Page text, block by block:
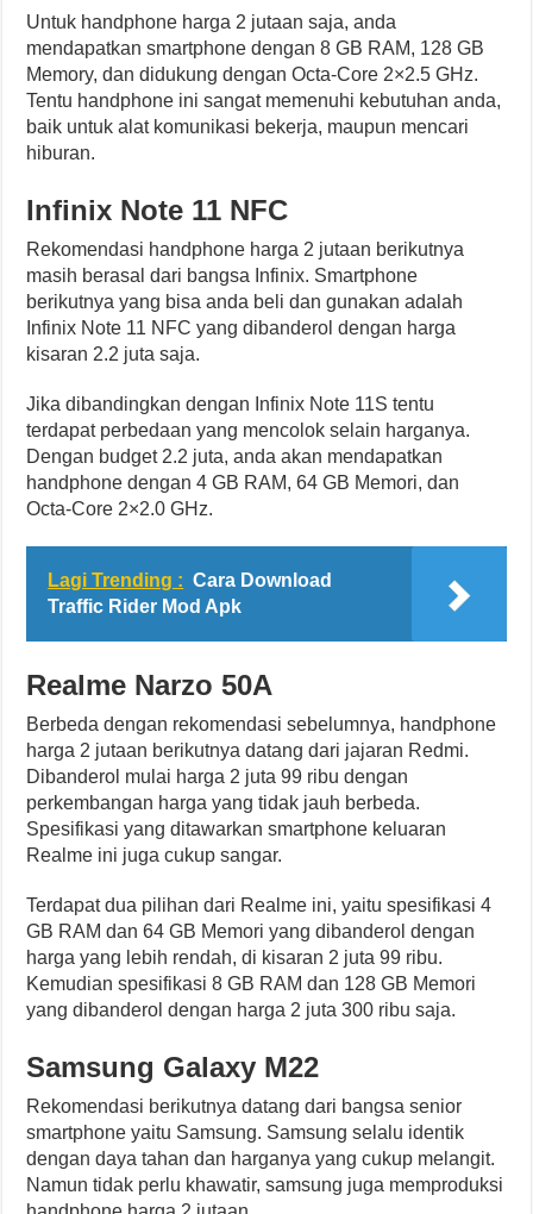
Untuk handphone harga 2 jutaan saja, anda
mendapatkan smartphone dengan 8 GB RAM, 128 GB
Memory, dan didukung dengan Octa-Core 2×2.5 GHz.
Tentu handphone ini sangat memenuhi kebutuhan anda,
baik untuk alat komunikasi bekerja, maupun mencari
hiburan.
Infinix Note 11 NFC
Rekomendasi handphone harga 2 jutaan berikutnya
masih berasal dari bangsa Infinix. Smartphone
berikutnya yang bisa anda beli dan gunakan adalah
Infinix Note 11 NFC yang dibanderol dengan harga
kisaran 2.2 juta saja.
Jika dibandingkan dengan Infinix Note 11S tentu
terdapat perbedaan yang mencolok selain harganya.
Dengan budget 2.2 juta, anda akan mendapatkan
handphone dengan 4 GB RAM, 64 GB Memori, dan
Octa-Core 2×2.0 GHz.
Lagi Trending : Cara Download
Traffic Rider Mod Apk
Realme Narzo 50A
Berbeda dengan rekomendasi sebelumnya, handphone
harga 2 jutaan berikutnya datang dari jajaran Redmi.
Dibanderol mulai harga 2 juta 99 ribu dengan
perkembangan harga yang tidak jauh berbeda.
Spesifikasi yang ditawarkan smartphone keluaran
Realme ini juga cukup sangar.
Terdapat dua pilihan dari Realme ini, yaitu spesifikasi 4
GB RAM dan 64 GB Memori yang dibanderol dengan
harga yang lebih rendah, di kisaran 2 juta 99 ribu.
Kemudian spesifikasi 8 GB RAM dan 128 GB Memori
yang dibanderol dengan harga 2 juta 300 ribu saja.
Samsung Galaxy M22
Rekomendasi berikutnya datang dari bangsa senior
smartphone yaitu Samsung. Samsung selalu identik
dengan daya tahan dan harganya yang cukup melangit.
Namun tidak perlu khawatir, samsung juga memproduksi